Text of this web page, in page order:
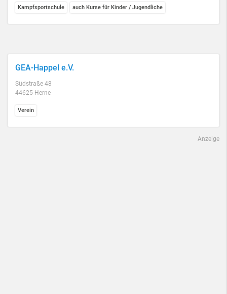
Kampfsportschule auch Kurse für Kinder / Jugendliche
GEA-Happel e.V.
Südstraße 48
44625 Herne
Verein
Anzeige